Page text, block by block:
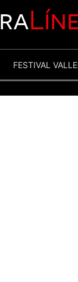
FESTIVAL